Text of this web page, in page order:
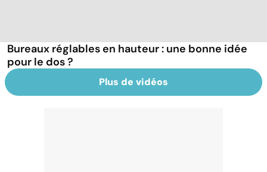
Bureaux réglables en hauteur : une bonne idée
pour le dos ?
Plus de vidéos